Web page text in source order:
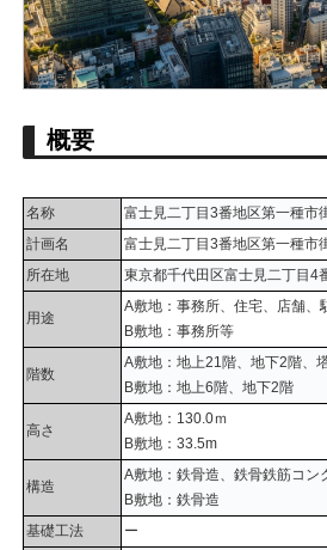
概要
名称
富士見二丁目3番地区第一種市
計画名
富士見二丁目3番地区第一種市
所在地
東京都千代田区富士見二丁目4
用途
A敷地：事務所、住宅、店舗、
B敷地：事務所等
階数
A敷地：地上21階、地下2階、
B敷地：地上6階、地下2階
高さ
A敷地：130.0ｍ
B敷地：33.5m
構造
A敷地：鉄骨造、鉄骨鉄筋コン
B敷地：鉄骨造
基礎工法
ー